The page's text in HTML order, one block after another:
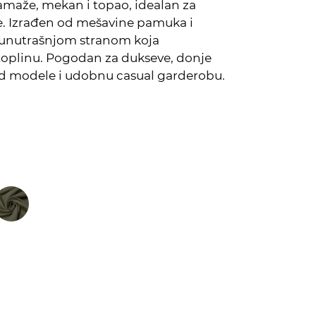
mekan i topao, idealan za
Izrađen od mešavine pamuka i
stranom koja
Pogodan za dukseve, donje
modele i udobnu casual garderobu.